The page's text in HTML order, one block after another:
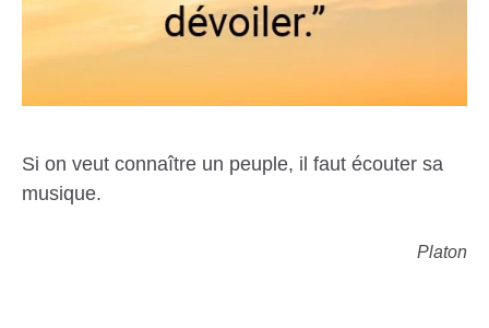
Si on veut connaître un peuple, il faut écouter sa
musique.
Platon